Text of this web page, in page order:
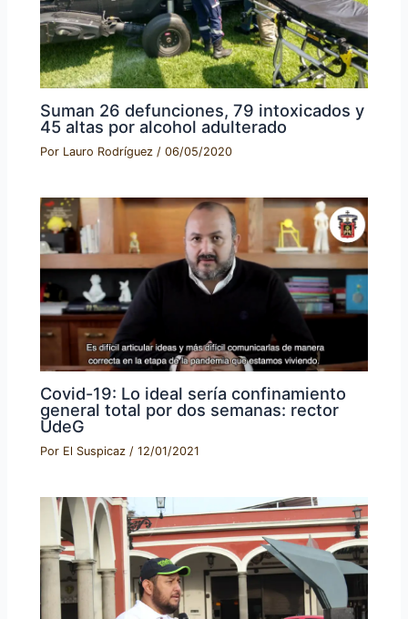
Suman 26 defunciones, 79 intoxicados y
45 altas por alcohol adulterado
Por Lauro Rodríguez /06/05/2020
Covid-19: Lo ideal sería confinamiento
general total por dos semanas: rector
UdeG
Por El Suspicaz/12/01/2021